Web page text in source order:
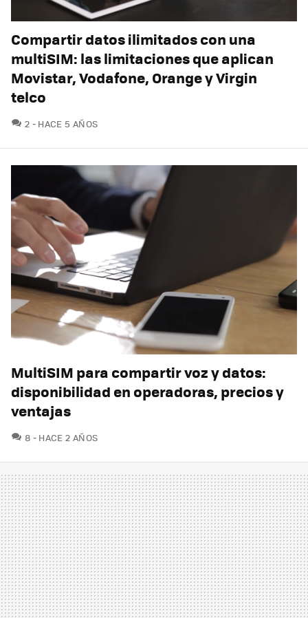
Compartir datos ilimitados con una
multiSIM: las limitaciones que aplican
Movistar, Vodafone, Orange y Virgin
telco
2 COMENTARIOS
HACE 5 AÑOS
MultiSIM para compartir voz y datos:
disponibilidad en operadoras, precios y
ventajas
8 COMENTARIOS
HACE 2 AÑOS